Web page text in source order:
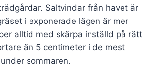
Saltvindar från havet är
i exponerade lägen är mer
alltid med skärpa inställd på rätt
än 5 centimeter i de mest
sommaren.